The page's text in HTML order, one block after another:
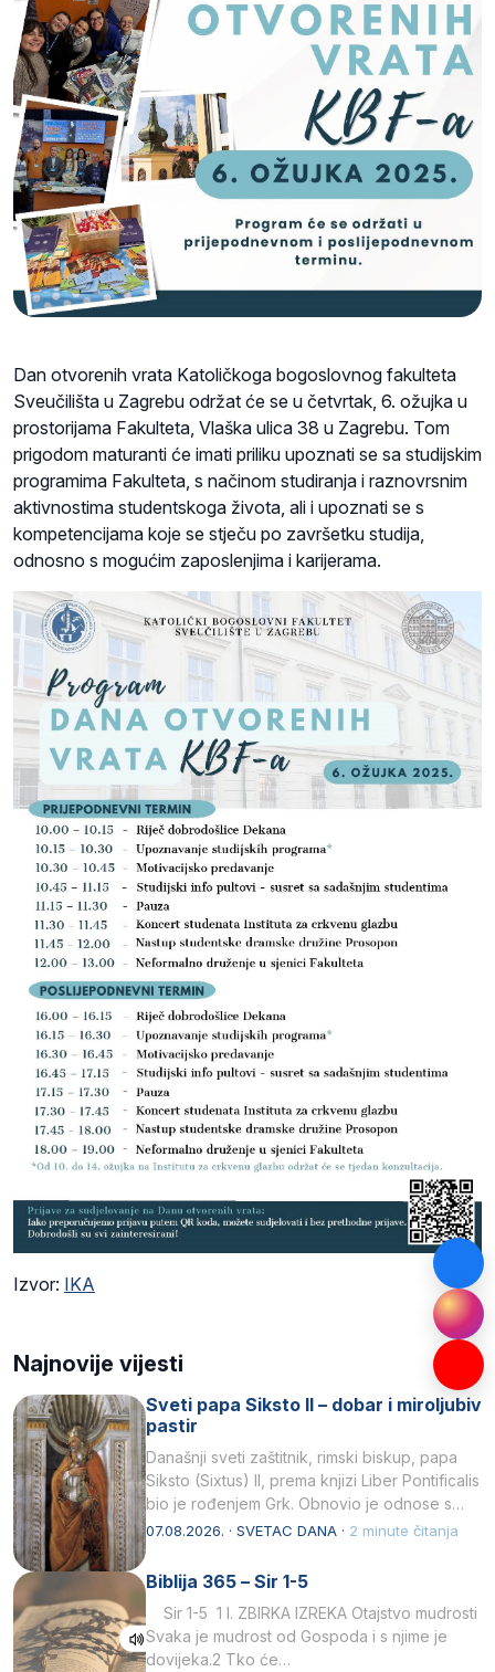
Dan otvorenih vrata Katoličkoga bogoslovnog fakulteta
Sveučilišta u Zagrebu održat će se u četvrtak, 6. ožujka u
prostorijama Fakulteta, Vlaška ulica 38 u Zagrebu. Tom
prigodom maturanti će imati priliku upoznati se sa studijskim
programima Fakulteta, s načinom studiranja i raznovrsnim
aktivnostima studentskoga života, ali i upoznati se s
kompetencijama koje se stječu po završetku studija,
odnosno s mogućim zaposlenjima i karijerama.
Izvor: IKA
Najnovije vijesti
Sveti papa Siksto II – dobar i miroljubiv
pastir
Današnji sveti zaštitnik, rimski biskup, papa
Siksto (Sixtus) II, prema knjizi Liber Pontificalis
bio je rođenjem Grk. Obnovio je odnose s
afričkim…
07.08.2026. · SVETAC DANA · 2 minute čitanja
Biblija 365 – Sir 1-5
Sir 1-5 1 I. ZBIRKA IZREKA Otajstvo mudrosti
Svaka je mudrost od Gospoda i s njime je
dovijeka.2 Tko će…